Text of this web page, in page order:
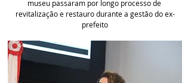
museu passaram por longo processo de
revitalização e restauro durante a gestão do ex-
prefeito